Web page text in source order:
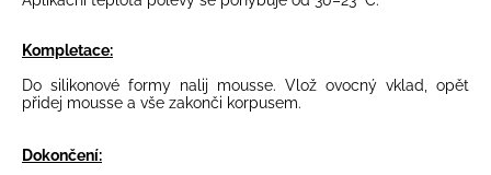
Kompletace:
Do silikonové formy nalij mousse. Vlož ovocný vklad, opět
přidej mousse a vše zakonči korpusem.
Dokončení: